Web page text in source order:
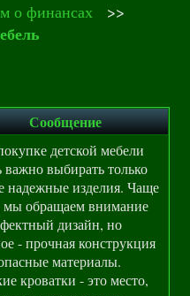
о финансах
>>
Сообщение
детской мебели
важно выбирать только
надежные изделия. Чаще
мы обращаем внимание
дизайн, но
- прочная конструкция
материалы.
кроватки - это место,